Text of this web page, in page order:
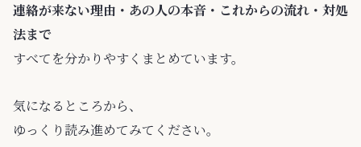
連絡が来ない理由・あの人の本音・これからの流れ・対処
法まで
すべてを分かりやすくまとめています。
気になるところから、
ゆっくり読み進めてみてください。